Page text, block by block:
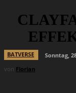
BATVERSE
Sonntag,
von Florian